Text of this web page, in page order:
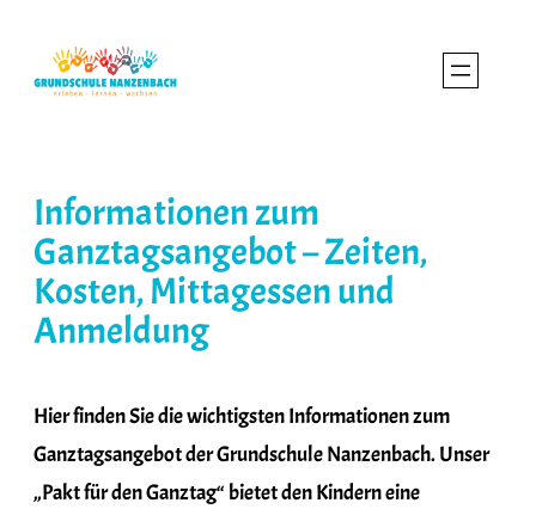
Inhalt
springen
Informationen zum
Ganztagsangebot – Zeiten,
Kosten, Mittagessen und
Anmeldung
Hier finden Sie die wichtigsten Informationen zum
Ganztagsangebot der Grundschule Nanzenbach. Unser
„Pakt für den Ganztag“ bietet den Kindern eine